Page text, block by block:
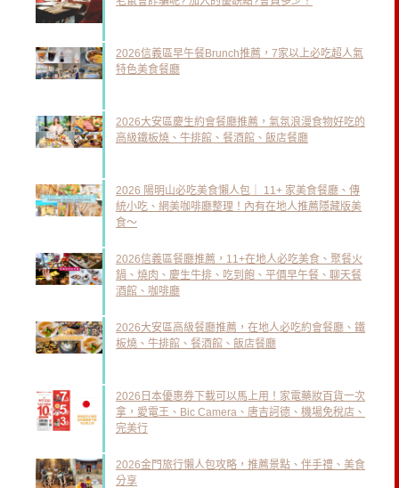
2026信義區早午餐Brunch推薦，7家以上必吃超人氣
特色美食餐廳
2026大安區慶生約會餐廳推薦，氣氛浪漫食物好吃的
高級鐵板燒、牛排館、餐酒館、飯店餐廳
2026 陽明山必吃美食懶人包｜ 11+ 家美食餐廳、傳
統小吃、網美咖啡廳整理！內有在地人推薦隱藏版美
食～
2026信義區餐廳推薦，11+在地人必吃美食、聚餐火
鍋、燒肉、慶生牛排、吃到飽、平價早午餐、聊天餐
酒館、咖啡廳
2026大安區高級餐廳推薦，在地人必吃約會餐廳、鐵
板燒、牛排館、餐酒館、飯店餐廳
2026日本優惠券下載可以馬上用！家電藥妝百貨一次
拿，愛電王、Bic Camera、唐吉訶德、機場免稅店、
完美行
2026金門旅行懶人包攻略，推薦景點、伴手禮、美食
分享